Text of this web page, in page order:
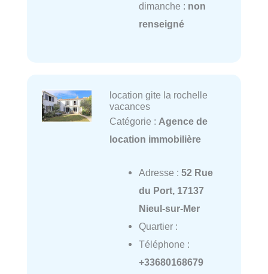
dimanche : non
renseigné
location gite la rochelle
vacances
Catégorie : Agence de
location immobilière
Adresse : 52 Rue
du Port, 17137
Nieul-sur-Mer
Quartier :
Téléphone :
+33680168679